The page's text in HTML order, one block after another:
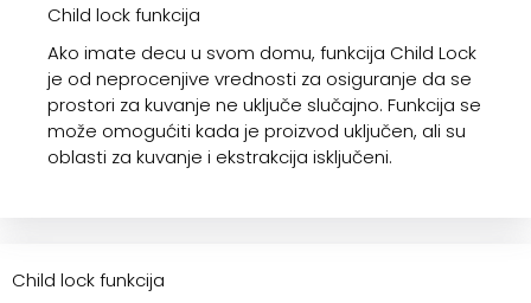
Child lock funkcija
Ako imate decu u svom domu, funkcija Child Lock
je od neprocenjive vrednosti za osiguranje da se
prostori za kuvanje ne uključe slučajno. Funkcija se
može omogućiti kada je proizvod uključen, ali su
oblasti za kuvanje i ekstrakcija isključeni.
Child lock funkcija